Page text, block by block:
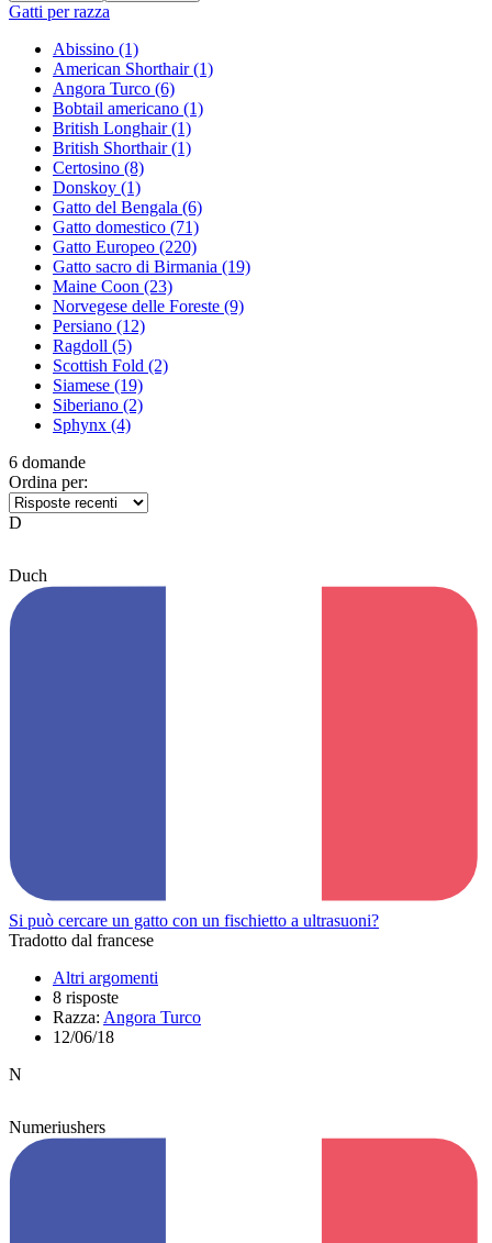
Gatti per razza
Abissino (1)
American Shorthair(1)
Angora Turco (6)
Bobtail americano (1)
British Longhair(1)
British Shorthair(1)
Certosino (8)
Donskoy (1)
Gatto del Bengala (6)
Gatto domestico (71)
Gatto Europeo (220)
Gatto sacro di Birmania (19)
Maine Coon (23)
Norvegese delle Foreste (9)
Persiano (12)
Ragdoll (5)
Scottish Fold (2)
Siamese (19)
Siberiano (2)
Sphynx (4)
6 domande
Ordina per:
D
Duch
Si può cercare un gatto con un fischietto a ultrasuoni?
Tradotto dal francese
Altri argomenti
8 risposte
Razza: Angora Turco
12/06/18
N
Numeriushers